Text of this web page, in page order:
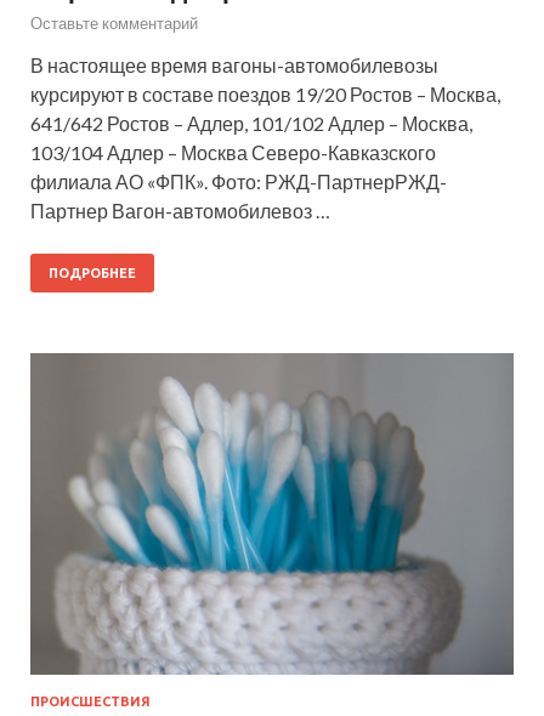
Оставьте комментарий
В настоящее время вагоны-автомобилевозы
курсируют в составе поездов 19/20 Ростов – Москва,
641/642 Ростов – Адлер, 101/102 Адлер – Москва,
103/104 Адлер – Москва Северо-Кавказского
филиала АО «ФПК». Фото: РЖД-ПартнерРЖД-
Партнер Вагон-автомобилевоз …
ПОДРОБНЕЕ
ПРОИСШЕСТВИЯ